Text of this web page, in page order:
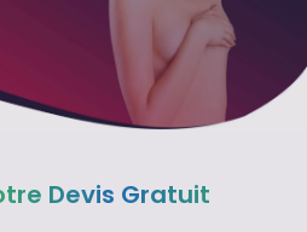
Devis Gratuit